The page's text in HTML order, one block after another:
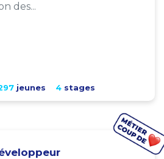
des...
jeunes 4stages